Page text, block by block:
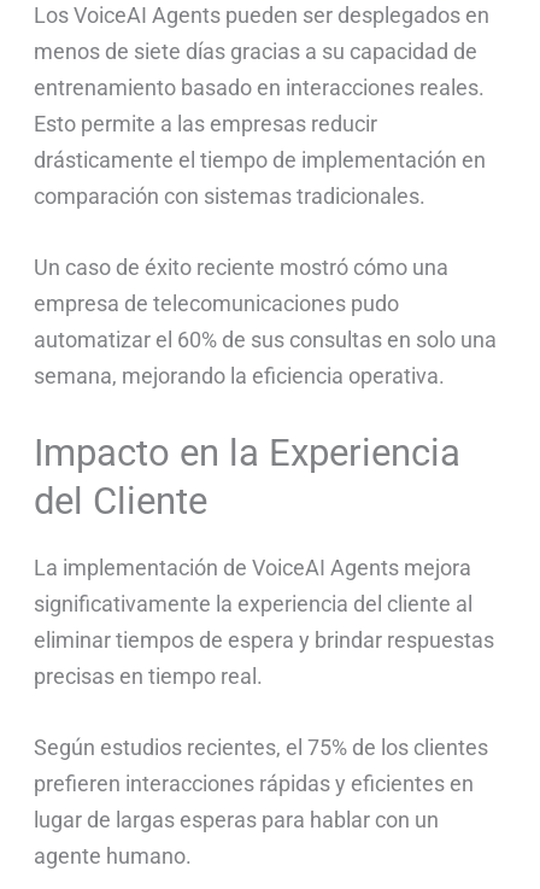
Los VoiceAI Agents pueden ser desplegados en
menos de siete días gracias a su capacidad de
entrenamiento basado en interacciones reales.
Esto permite a las empresas reducir
drásticamente el tiempo de implementación en
comparación con sistemas tradicionales.
Un caso de éxito reciente mostró cómo una
empresa de telecomunicaciones pudo
automatizar el 60% de sus consultas en solo una
semana, mejorando la eficiencia operativa.
Impacto en la Experiencia
del Cliente
La implementación de VoiceAI Agents mejora
significativamente la experiencia del cliente al
eliminar tiempos de espera y brindar respuestas
precisas en tiempo real.
Según estudios recientes, el 75% de los clientes
prefieren interacciones rápidas y eficientes en
lugar de largas esperas para hablar con un
agente humano.